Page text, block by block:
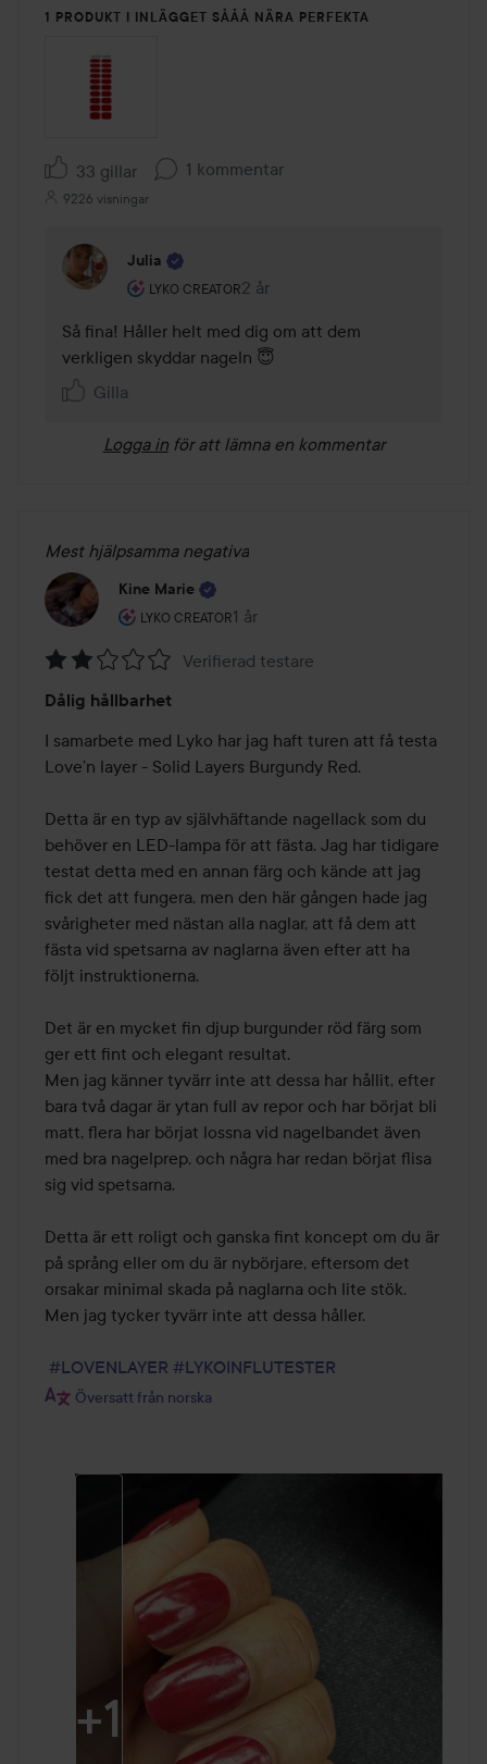
1 PRODUKT I INLÄGGET SÅÅÅ NÄRA PERFEKTA
33 gillar 1 kommentar
9226 visningar
Julia
LYKO CREATOR
Användarens roll: Lyko Creator.
2 år
Kommentaren lades 2 år
Så fina! Håller helt med dig om att dem
verkligen skyddar nageln 😇
Gilla
Logga in för att lämna en kommentar
Mest hjälpsamma negativa
Kine Marie
LYKO CREATOR
Användarens roll: Lyko Creator.
1 år
Inlägget skapades 1 år
2
av
5
Verifierad testare
Dålig hållbarhet
I samarbete med Lyko har jag haft turen att få testa
Love’n layer - Solid Layers Burgundy Red.
Detta är en typ av självhäftande nagellack som du
behöver en LED-lampa för att fästa. Jag har tidigare
testat detta med en annan färg och kände att jag
fick det att fungera, men den här gången hade jag
svårigheter med nästan alla naglar, att få dem att
fästa vid spetsarna av naglarna även efter att ha
följt instruktionerna.
Det är en mycket fin djup burgunder röd färg som
ger ett fint och elegant resultat.
Men jag känner tyvärr inte att dessa har hållit, efter
bara två dagar är ytan full av repor och har börjat bli
matt, flera har börjat lossna vid nagelbandet även
med bra nagelprep, och några har redan börjat flisa
sig vid spetsarna.
Detta är ett roligt och ganska fint koncept om du är
på språng eller om du är nybörjare, eftersom det
orsakar minimal skada på naglarna och lite stök.
Men jag tycker tyvärr inte att dessa håller.
#LOVENLAYER #LYKOINFLUTESTER
Översatt från norska
+1